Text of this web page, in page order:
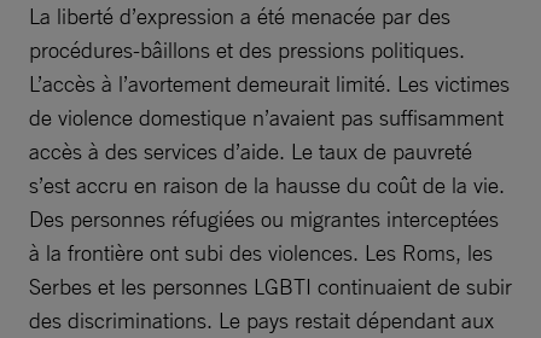
La liberté d’expression a été menacée par des
procédures-bâillons et des pressions politiques.
L’accès à l’avortement demeurait limité. Les victimes
de violence domestique n’avaient pas suffisamment
accès à des services d’aide. Le taux de pauvreté
s’est accru en raison de la hausse du coût de la vie.
Des personnes réfugiées ou migrantes interceptées
à la frontière ont subi des violences. Les Roms, les
Serbes et les personnes LGBTI continuaient de subir
des discriminations. Le pays restait dépendant aux